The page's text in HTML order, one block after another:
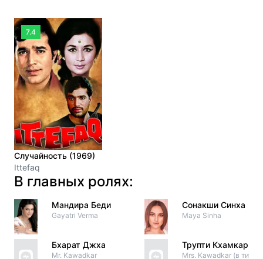
7.4
Случайность (1969)
Ittefaq
В главных ролях:
Мандира Беди
Gayatri Verma
Бхарат Джха
Mr. Kawadkar
Сонакши Синха
Maya Sinha
Трупти Кхамкар
Mrs. Kawadkar (в